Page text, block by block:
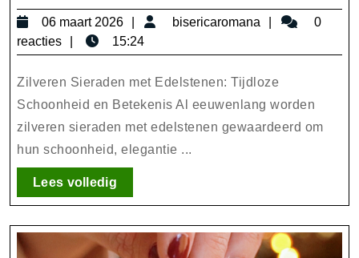
Zilveren
Sieraden
met
Edelstenen
06 maart 2026
06
maart
2026
bisericaromana
0
reacties
15:24
Zilveren Sieraden met Edelstenen: Tijdloze
Schoonheid en Betekenis Al eeuwenlang worden
zilveren sieraden met edelstenen gewaardeerd om
hun schoonheid, elegantie ...
Lees volledigLees
volledig